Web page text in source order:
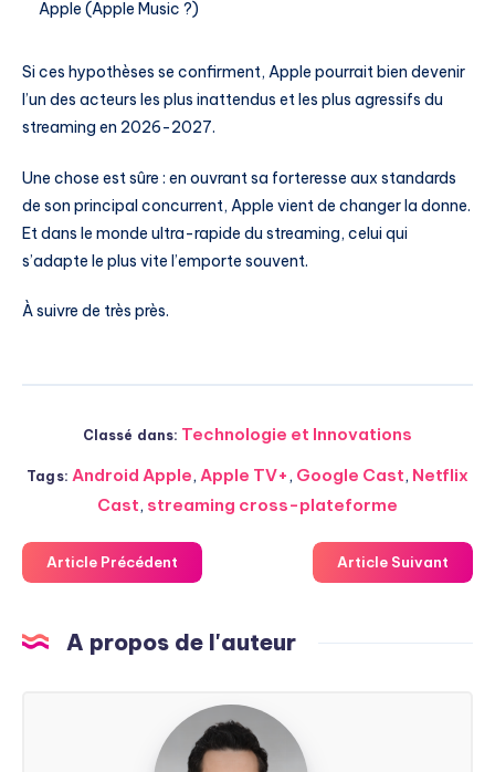
Apple (Apple Music ?)
Si ces hypothèses se confirment, Apple pourrait bien devenir
l’un des acteurs les plus inattendus et les plus agressifs du
streaming en 2026-2027.
Une chose est sûre : en ouvrant sa forteresse aux standards
de son principal concurrent, Apple vient de changer la donne.
Et dans le monde ultra-rapide du streaming, celui qui
s’adapte le plus vite l’emporte souvent.
À suivre de très près.
Classé dans: Technologie et Innovations
Tags: Android Apple, Apple TV+, Google Cast, Netflix
Cast, streaming cross-plateforme
Article Précédent Article Suivant
A propos de l'auteur
Steven
Soarez